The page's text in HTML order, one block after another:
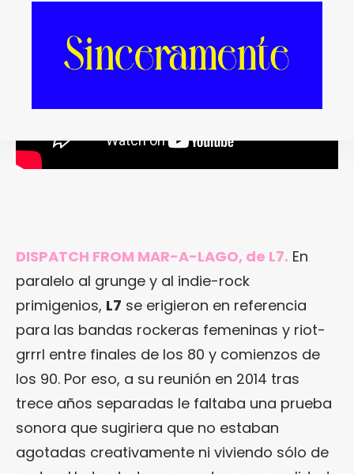
DISPATCH FROM MAR-A-LAGO, de L7. En
paralelo al grunge y al indie-rock
primigenios, L7 se erigieron en referencia
para las bandas rockeras femeninas y riot-
grrrl entre finales de los 80 y comienzos de
los 90. Por eso, a su reunión en 2014 tras
trece años separadas le faltaba una prueba
sonora que sugiriera que no estaban
agotadas creativamente ni viviendo sólo de